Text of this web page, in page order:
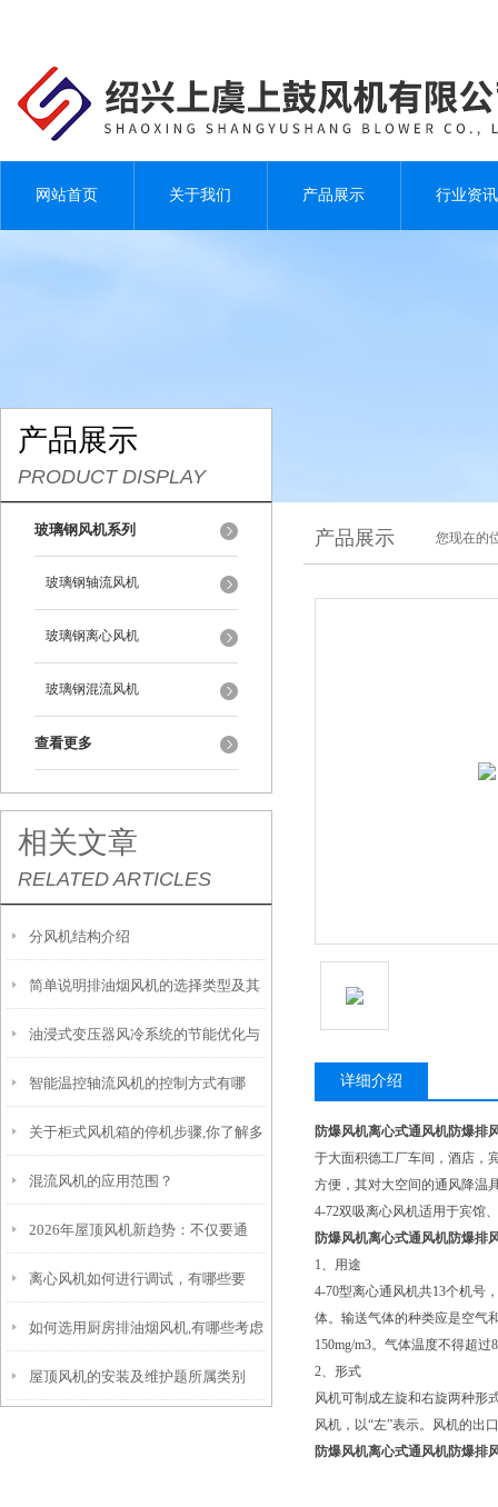
网站首页 关于我们 产品展示 行业资讯
产品展示
PRODUCT DISPLAY
玻璃钢风机系列
玻璃钢轴流风机
玻璃钢离心风机
玻璃钢混流风机
查看更多
相关文章
RELATED ARTICLES
分风机结构介绍
简单说明排油烟风机的选择类型及其
全压计算
油浸式变压器风冷系统的节能优化与
智能控制技术
智能温控轴流风机的控制方式有哪
些？
关于柜式风机箱的停机步骤,你了解多
少?
混流风机的应用范围？
2026年屋顶风机新趋势：不仅要通
风，还要智能、省电、长寿命
离心风机如何进行调试，有哪些要
求？
如何选用厨房排油烟风机,有哪些考虑
因素
屋顶风机的安装及维护题所属类别
产品展示 您现在的
详细介绍
防爆风机离心式通风机防爆排
于大面积德工厂车间，酒店，
方便，其对大空间的通风降温
4-72双吸离心风机适用于宾馆
防爆风机离心式通风机防爆排
1、用途
4-70型离心通风机共13个机号
体。输送气体的种类应是空气
150mg/m3。气体温度不得超
2、形式
风机可制成左旋和右旋两种形
风机，以“左”表示。风机的出
防爆风机离心式通风机防爆排